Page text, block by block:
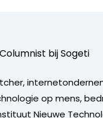
bijSogeti
op mens,
Nieuwe